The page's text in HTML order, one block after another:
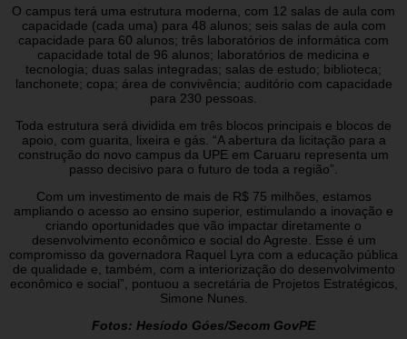
O campus terá uma estrutura moderna, com 12 salas de aula com
capacidade (cada uma) para 48 alunos; seis salas de aula com
capacidade para 60 alunos; três laboratórios de informática com
capacidade total de 96 alunos; laboratórios de medicina e
tecnologia; duas salas integradas; salas de estudo; biblioteca;
lanchonete; copa; área de convivência; auditório com capacidade
para 230 pessoas.
Toda estrutura será dividida em três blocos principais e blocos de
apoio, com guarita, lixeira e gás. “A abertura da licitação para a
construção do novo campus da UPE em Caruaru representa um
passo decisivo para o futuro de toda a região”.
Com um investimento de mais de R$ 75 milhões, estamos
ampliando o acesso ao ensino superior, estimulando a inovação e
criando oportunidades que vão impactar diretamente o
desenvolvimento econômico e social do Agreste. Esse é um
compromisso da governadora Raquel Lyra com a educação pública
de qualidade e, também, com a interiorização do desenvolvimento
econômico e social”, pontuou a secretária de Projetos Estratégicos,
Simone Nunes.
Fotos: Hesíodo Góes/Secom GovPE